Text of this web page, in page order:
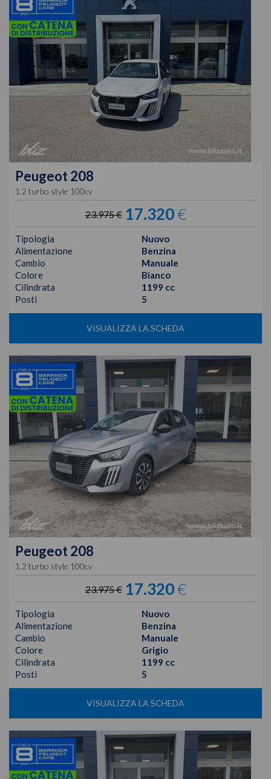
Peugeot 208
1.2 turbo style 100cv
23.975 € 17.320€
Tipologia
Nuovo
Alimentazione
Benzina
Cambio
Manuale
Colore
Bianco
Cilindrata
1199 cc
Posti
5
VISUALIZZA LA SCHEDA
Peugeot 208
1.2 turbo style 100cv
23.975 € 17.320€
Tipologia
Nuovo
Alimentazione
Benzina
Cambio
Manuale
Colore
Grigio
Cilindrata
1199 cc
Posti
5
VISUALIZZA LA SCHEDA